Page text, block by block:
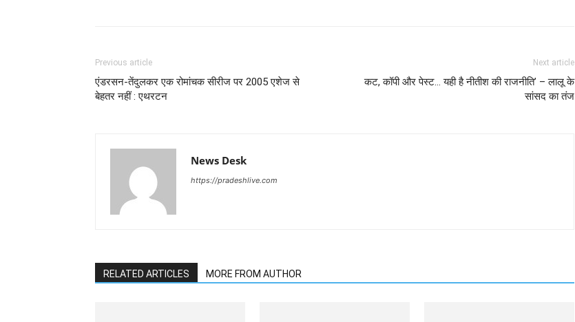
Previous article
एंडरसन-तेंदुलकर एक रोमांचक सीरीज पर 2005 एशेज से
बेहतर नहीं : एथरटन
Next article
कट, कॉपी और पेस्ट… यही है नीतीश की राजनीति’ – लालू के
सांसद का तंज
News Desk
https://pradeshlive.com
RELATED ARTICLES MORE FROM AUTHOR